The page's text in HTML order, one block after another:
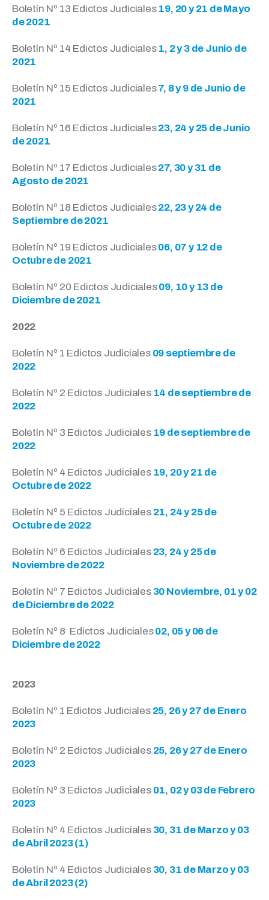
Boletín Nº 13 Edictos Judiciales 19, 20 y 21 de Mayo
de 2021
Boletín Nº 14 Edictos Judiciales 1, 2 y 3 de Junio de
2021
Boletín Nº 15 Edictos Judiciales7, 8 y 9 de Junio de
2021
Boletín Nº 16 Edictos Judiciales23, 24 y 25 de Junio
de 2021
Boletín Nº 17 Edictos Judiciales27, 30 y 31 de
Agosto de 2021
Boletín Nº 18 Edictos Judiciales22, 23 y 24 de
Septiembre de 2021
Boletín Nº 19 Edictos Judiciales06, 07 y 12 de
Octubre de 2021
Boletín Nº 20 Edictos Judiciales09, 10 y 13 de
Diciembre de 2021
2022
Boletín Nº 1 Edictos Judiciales 09 septiembre de
2022
Boletín Nº 2 Edictos Judiciales 14 de septiembre de
2022
Boletín Nº 3 Edictos Judiciales 19 de septiembre de
2022
Boletín Nº 4 Edictos Judiciales 19, 20 y 21 de
Octubre de 2022
Boletín Nº 5 Edictos Judiciales 21, 24 y 25 de
Octubre de 2022
Boletín Nº 6 Edictos Judiciales 23, 24 y 25 de
Noviembre de 2022
Boletín Nº 7 Edictos Judiciales 30 Noviembre, 01 y 02
de Diciembre de 2022
Boletín Nº 8 Edictos Judiciales02, 05 y 06 de
Diciembre de 2022
2023
Boletín Nº 1 Edictos Judiciales 25, 26 y 27 de Enero
2023
Boletín Nº 2 Edictos Judiciales 25, 26 y 27 de Enero
2023
Boletín Nº 3 Edictos Judiciales 01, 02 y 03 de Febrero
2023
Boletín Nº 4 Edictos Judiciales 30, 31 de Marzo y 03
de Abril 2023 (1)
Boletín Nº 4 Edictos Judiciales 30, 31 de Marzo y 03
de Abril 2023 (2)